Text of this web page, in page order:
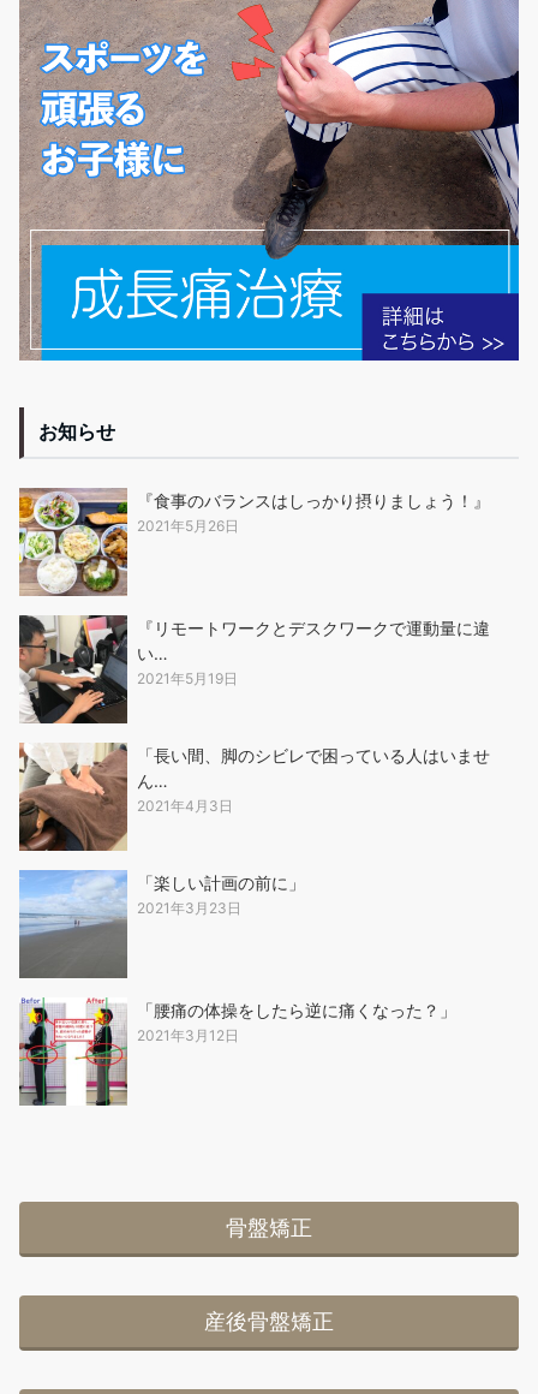
お知らせ
『食事のバランスはしっかり摂りましょう！』
2021年5月26日
『リモートワークとデスクワークで運動量に違
い…
2021年5月19日
「長い間、脚のシビレで困っている人はいませ
ん…
2021年4月3日
「楽しい計画の前に」
2021年3月23日
「腰痛の体操をしたら逆に痛くなった？」
2021年3月12日
骨盤矯正
産後骨盤矯正